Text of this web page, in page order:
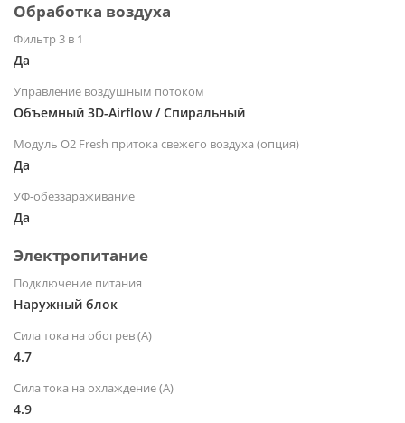
Обработка воздуха
Фильтр 3 в 1
Да
Управление воздушным потоком
Объемный 3D-Airflow / Спиральный
Модуль O2 Fresh притока свежего воздуха (опция)
Да
УФ-обеззараживание
Да
Электропитание
Подключение питания
Наружный блок
Сила тока на обогрев (А)
4.7
Сила тока на охлаждение (А)
4.9